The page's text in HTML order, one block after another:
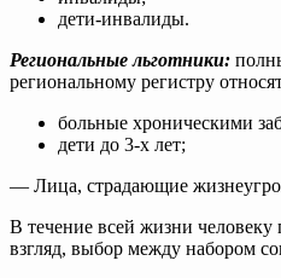
дети-инвалиды.
Региональные льготники:
региональному регистру
больные хроническими
дети до 3-х лет;
— Лица, страдающие
В течение всей жизни
взгляд, выбор между набором